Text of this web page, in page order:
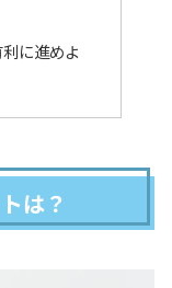
に進めよ
は？